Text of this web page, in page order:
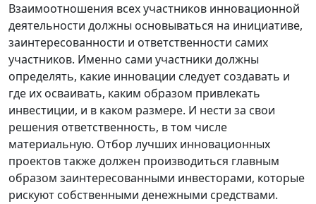
Взаимоотношения всех участников инновационной
деятельности должны основываться на инициативе,
заинтересованности и ответственности самих
участников. Именно сами участники должны
определять, какие инновации следует создавать и
где их осваивать, каким образом привлекать
инвестиции, и в каком размере. И нести за свои
решения ответственность, в том числе
материальную. Отбор лучших инновационных
проектов также должен производиться главным
образом заинтересованными инвесторами, которые
рискуют собственными денежными средствами.